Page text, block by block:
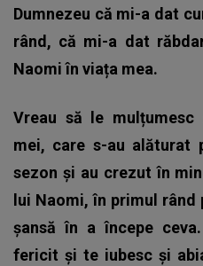
Dumnezeu că mi-a dat
rând, că mi-a dat
Naomi în viața mea.
Vreau să le
mei, care s-au alăturat
sezon și au crezut în
lui Naomi, în primul
șansă în a începe
fericit și te iubesc și